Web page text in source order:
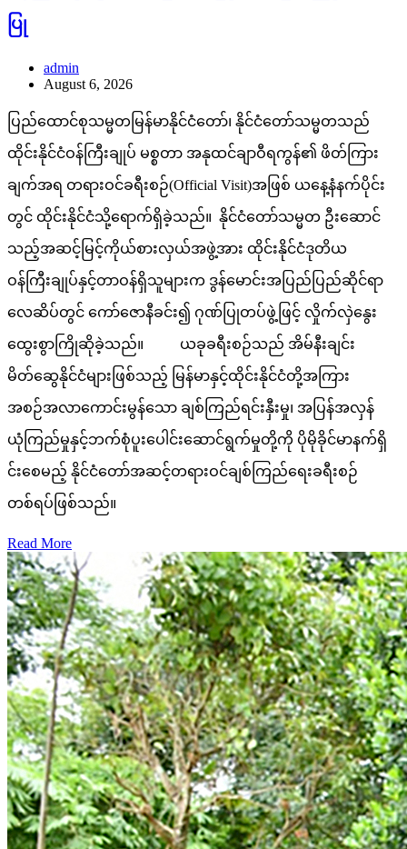
ပြု
admin
August 6, 2026
ပြည်ထောင်စုသမ္မတမြန်မာနိုင်ငံတော်၊ နိုင်ငံတော်သမ္မတသည်
ထိုင်းနိုင်ငံဝန်ကြီးချုပ် မစ္စတာ အနုထင်ချာဝီရကွန်၏ ဖိတ်ကြား
ချက်အရ တရားဝင်ခရီးစဉ်(Official Visit)အဖြစ် ယနေ့နံနက်ပိုင်း
တွင် ထိုင်းနိုင်ငံသို့ရောက်ရှိခဲ့သည်။ နိုင်ငံတော်သမ္မတ ဦးဆောင်
သည့်အဆင့်မြင့်ကိုယ်စားလှယ်အဖွဲ့အား ထိုင်းနိုင်ငံဒုတိယ
ဝန်ကြီးချုပ်နှင့်တာဝန်ရှိသူများက ဒွန်မောင်းအပြည်ပြည်ဆိုင်ရာ
လေဆိပ်တွင် ကော်ဇောနီခင်း၍ ဂုဏ်ပြုတပ်ဖွဲ့ဖြင့် လှိုက်လှဲနွေး
ထွေးစွာကြိုဆိုခဲ့သည်။ ယခုခရီးစဉ်သည် အိမ်နီးချင်း
မိတ်ဆွေနိုင်ငံများဖြစ်သည့် မြန်မာနှင့်ထိုင်းနိုင်ငံတို့အကြား
အစဉ်အလာကောင်းမွန်သော ချစ်ကြည်ရင်းနှီးမှု၊ အပြန်အလှန်
ယုံကြည်မှုနှင့်ဘက်စုံပူးပေါင်းဆောင်ရွက်မှုတို့ကို ပိုမိုခိုင်မာနက်ရှိ
င်းစေမည့် နိုင်ငံတော်အဆင့်တရားဝင်ချစ်ကြည်ရေးခရီးစဉ်
တစ်ရပ်ဖြစ်သည်။
Read More